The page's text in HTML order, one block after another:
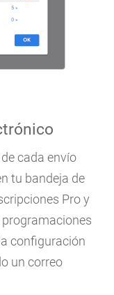
cada envío
tu bandeja de
Pro y
configuración
un correo